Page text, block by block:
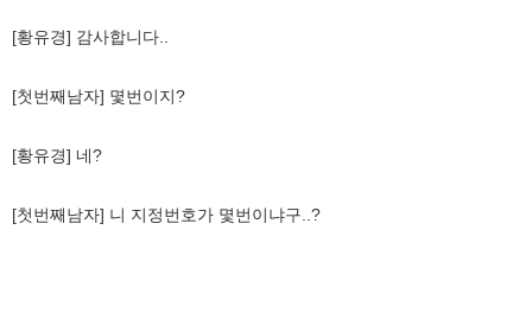
[황유경] 감사합니다..
[첫번째남자] 몇번이지?
[황유경] 네?
[첫번째남자] 니 지정번호가 몇번이냐구..?